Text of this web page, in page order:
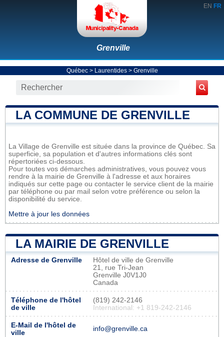
EN FR
Grenville
Québec> Laurentides> Grenville
LA COMMUNE DE GRENVILLE
La Village de Grenville est située dans la province de Québec. Sa
superficie, sa population et d'autres informations clés sont
répertoriées ci-dessous.
Pour toutes vos démarches administratives, vous pouvez vous
rendre à la mairie de Grenville à l'adresse et aux horaires
indiqués sur cette page ou contacter le service client de la mairie
par téléphone ou par mail selon votre préférence ou selon la
disponibilité du service.
Mettre à jour les données
LA MAIRIE DE GRENVILLE
Adresse de Grenville
Hôtel de ville de Grenville
21, rue Tri-Jean
Grenville J0V1J0
Canada
Téléphone de l'hôtel
de ville
(819) 242-2146
International: +1 819-242-2146
E-Mail de l'hôtel de
ville
info@grenville.ca